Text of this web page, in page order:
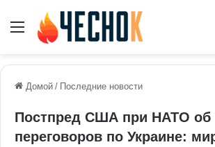
Меню
Домой / Последние новости
Постпред США при НАТО об
переговоров по Украине: